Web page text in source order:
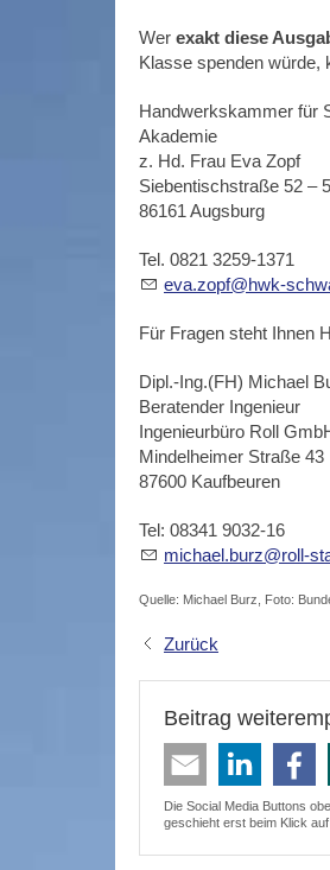
Wer exakt diese
Klasse spenden würde,
Handwerkskammer für
Akademie
z. Hd. Frau Eva Zopf
Siebentischstraße 52 –
86161 Augsburg
Tel. 0821 3259-1371
v
z pf hwk-schw
Für Fragen steht Ihnen
Dipl.-Ing.(FH) Michael
Beratender Ingenieur
Ingenieurbüro Roll
Mindelheimer Straße 43
87600 Kaufbeuren
Tel: 08341 9032-16
m ch l b rz r ll-st
Quelle: Michael Burz, Foto:
Zurück
Beitrag
Die Social Media Buttons
geschieht erst beim Klick